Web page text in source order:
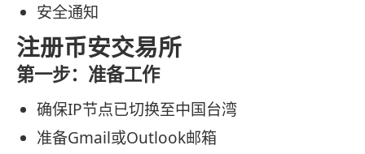
安全通知
注册币安交易所
第一步：准备工作
确保IP节点已切换至中国台湾
准备Gmail或Outlook邮箱